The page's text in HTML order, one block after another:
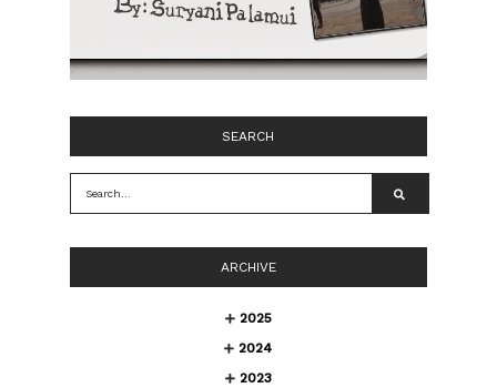
SEARCH
ARCHIVE
2025
2024
2023